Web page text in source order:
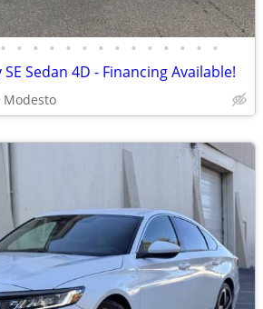
• • • • • • • • • • • • • •
Sedan 4D - Financing Available!
Modesto